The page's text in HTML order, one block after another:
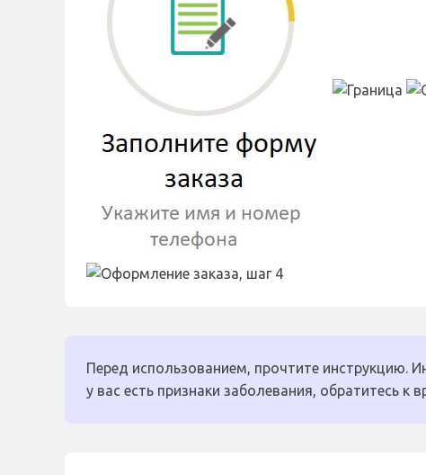
Перед использованием, прочтите инструкцию.
у вас есть признаки заболевания, обратитесь к